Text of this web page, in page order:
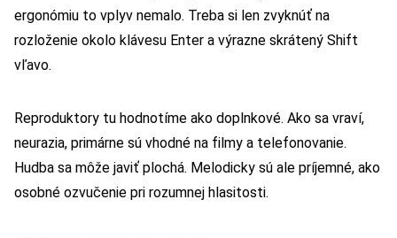
ergonómiu to vplyv nemalo. Treba si len zvyknúť na
rozloženie okolo klávesu Enter a výrazne skrátený Shift
vľavo.
Reproduktory tu hodnotíme ako doplnkové. Ako sa vraví,
neurazia, primárne sú vhodné na filmy a telefonovanie.
Hudba sa môže javiť plochá. Melodicky sú ale príjemné, ako
osobné ozvučenie pri rozumnej hlasitosti.